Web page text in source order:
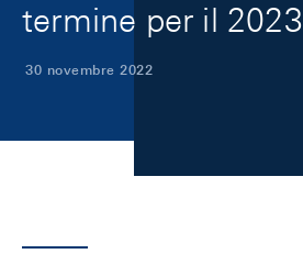
termine per il 2023
30 novembre 2022